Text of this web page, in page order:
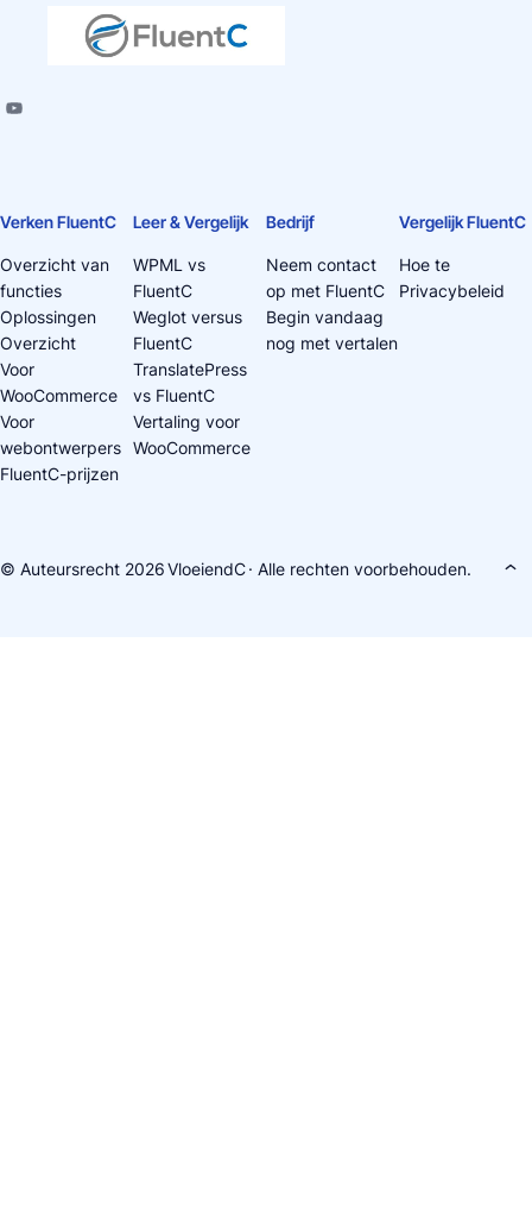
Verken FluentC
Overzicht van
functies
Oplossingen
Overzicht
Voor
WooCommerce
Voor
webontwerpers
FluentC-prijzen
Leer & Vergelijk
WPML vs
FluentC
Weglot versus
FluentC
TranslatePress
vs FluentC
Vertaling voor
WooCommerce
Bedrijf
Neem contact
op met FluentC
Begin vandaag
nog met vertalen
Vergelijk FluentC
Hoe te
Privacybeleid
© Auteursrecht 2026VloeiendC· Alle rechten voorbehouden.